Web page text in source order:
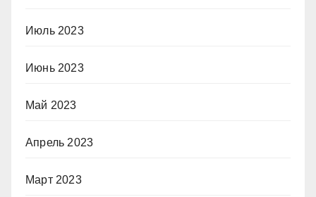
Июль 2023
Июнь 2023
Май 2023
Апрель 2023
Март 2023